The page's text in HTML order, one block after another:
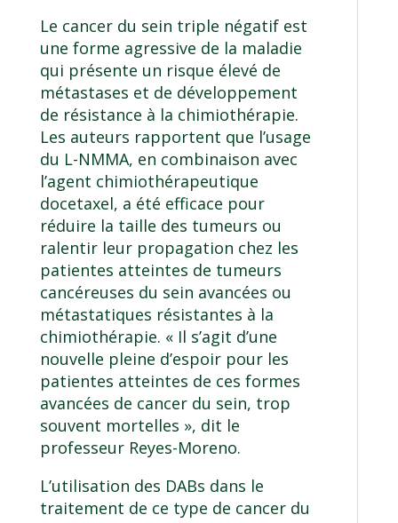
Le cancer du sein triple négatif est
une forme agressive de la maladie
qui présente un risque élevé de
métastases et de développement
de résistance à la chimiothérapie.
Les auteurs rapportent que l’usage
du L-NMMA, en combinaison avec
l’agent chimiothérapeutique
docetaxel, a été efficace pour
réduire la taille des tumeurs ou
ralentir leur propagation chez les
patientes atteintes de tumeurs
cancéreuses du sein avancées ou
métastatiques résistantes à la
chimiothérapie. « Il s’agit d’une
nouvelle pleine d’espoir pour les
patientes atteintes de ces formes
avancées de cancer du sein, trop
souvent mortelles », dit le
professeur Reyes-Moreno.
L’utilisation des DABs dans le
traitement de ce type de cancer du